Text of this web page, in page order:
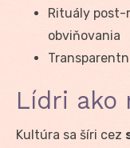
Rituály
obviňovania
Lídri ako
Kultúra sa šíri cez